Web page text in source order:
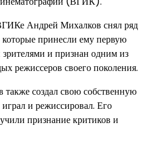
Андрей Михалков снял ряд
принесли ему первую
и признан одним из
режиссеров своего поколения.
создал свою собственную
и режиссировал. Его
признание критиков и